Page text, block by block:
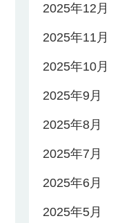
2025年12月
2025年11月
2025年10月
2025年9月
2025年8月
2025年7月
2025年6月
2025年5月